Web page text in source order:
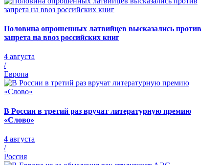
Половина опрошенных латвийцев высказались против
запрета на ввоз российских книг
4 августа
/
Европа
В России в третий раз вручат литературную премию
«Слово»
4 августа
/
Россия